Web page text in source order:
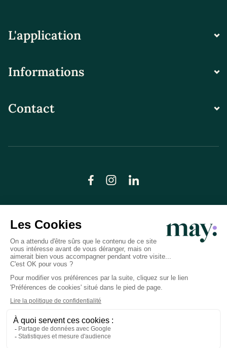
L'application
Informations
Contact
© LN CARE 2026
Politique de confidentialité
Conditions générales d’utilisation
Plan du site
Crédits photos